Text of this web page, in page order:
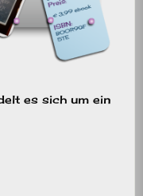
es sich um ein